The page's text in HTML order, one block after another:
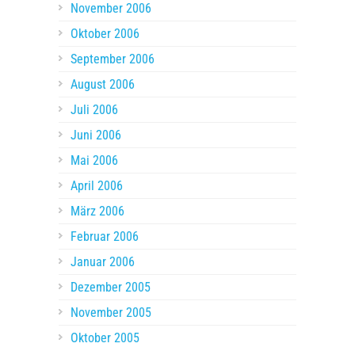
November 2006
Oktober 2006
September 2006
August 2006
Juli 2006
Juni 2006
Mai 2006
April 2006
März 2006
Februar 2006
Januar 2006
Dezember 2005
November 2005
Oktober 2005